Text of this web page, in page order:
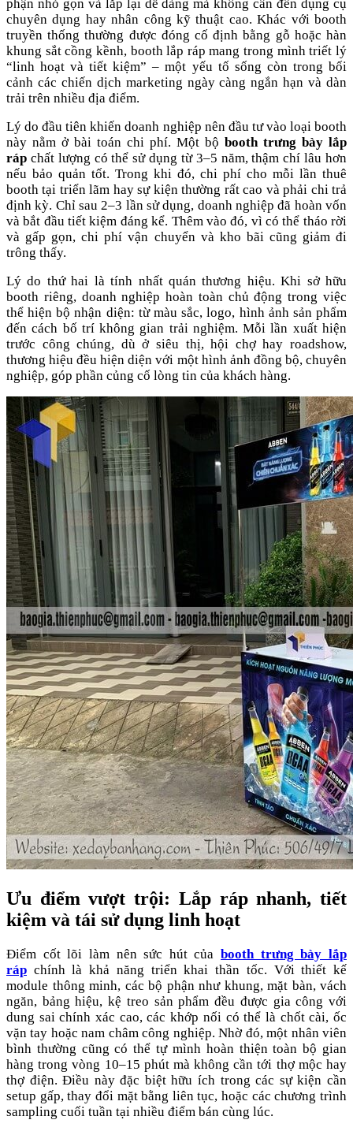
phận nhỏ gọn và lắp lại dễ dàng mà không cần đến dụng cụ
chuyên dụng hay nhân công kỹ thuật cao. Khác với booth
truyền thống thường được đóng cố định bằng gỗ hoặc hàn
khung sắt cồng kềnh, booth lắp ráp mang trong mình triết lý
“linh hoạt và tiết kiệm” – một yếu tố sống còn trong bối
cảnh các chiến dịch marketing ngày càng ngắn hạn và dàn
trải trên nhiều địa điểm.
Lý do đầu tiên khiến doanh nghiệp nên đầu tư vào loại booth
này nằm ở bài toán chi phí. Một bộ booth trưng bày lắp
ráp chất lượng có thể sử dụng từ 3–5 năm, thậm chí lâu hơn
nếu bảo quản tốt. Trong khi đó, chi phí cho mỗi lần thuê
booth tại triển lãm hay sự kiện thường rất cao và phải chi trả
định kỳ. Chỉ sau 2–3 lần sử dụng, doanh nghiệp đã hoàn vốn
và bắt đầu tiết kiệm đáng kể. Thêm vào đó, vì có thể tháo rời
và gấp gọn, chi phí vận chuyển và kho bãi cũng giảm đi
trông thấy.
Lý do thứ hai là tính nhất quán thương hiệu. Khi sở hữu
booth riêng, doanh nghiệp hoàn toàn chủ động trong việc
thể hiện bộ nhận diện: từ màu sắc, logo, hình ảnh sản phẩm
đến cách bố trí không gian trải nghiệm. Mỗi lần xuất hiện
trước công chúng, dù ở siêu thị, hội chợ hay roadshow,
thương hiệu đều hiện diện với một hình ảnh đồng bộ, chuyên
nghiệp, góp phần củng cố lòng tin của khách hàng.
Ưu điểm vượt trội: Lắp ráp nhanh, tiết
kiệm và tái sử dụng linh hoạt
Điểm cốt lõi làm nên sức hút củabooth trưng bày lắp
ráp chính là khả năng triển khai thần tốc. Với thiết kế
module thông minh, các bộ phận như khung, mặt bàn, vách
ngăn, bảng hiệu, kệ treo sản phẩm đều được gia công với
dung sai chính xác cao, các khớp nối có thể là chốt cài, ốc
vặn tay hoặc nam châm công nghiệp. Nhờ đó, một nhân viên
bình thường cũng có thể tự mình hoàn thiện toàn bộ gian
hàng trong vòng 10–15 phút mà không cần tới thợ mộc hay
thợ điện. Điều này đặc biệt hữu ích trong các sự kiện cần
setup gấp, thay đổi mặt bằng liên tục, hoặc các chương trình
sampling cuối tuần tại nhiều điểm bán cùng lúc.